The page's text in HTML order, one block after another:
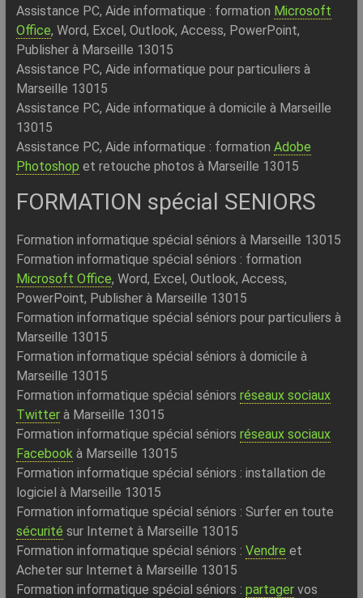
Assistance PC, Aide informatique : formation Microsoft
Office, Word, Excel, Outlook, Access, PowerPoint,
Publisher à Marseille 13015
Assistance PC, Aide informatique pour particuliers à
Marseille 13015
Assistance PC, Aide informatique à domicile à Marseille
13015
Assistance PC, Aide informatique : formation Adobe
Photoshop et retouche photos à Marseille 13015
FORMATION spécial SENIORS
Formation informatique spécial séniors à Marseille 13015
Formation informatique spécial séniors : formation
Microsoft Office, Word, Excel, Outlook, Access,
PowerPoint, Publisher à Marseille 13015
Formation informatique spécial séniors pour particuliers à
Marseille 13015
Formation informatique spécial séniors à domicile à
Marseille 13015
Formation informatique spécial séniors réseaux sociaux
Twitterà Marseille 13015
Formation informatique spécial séniors réseaux sociaux
Facebookà Marseille 13015
Formation informatique spécial séniors : installation de
logiciel à Marseille 13015
Formation informatique spécial séniors : Surfer en toute
sécurité sur Internet à Marseille 13015
Formation informatique spécial séniors : Vendre et
Acheter sur Internet à Marseille 13015
Formation informatique spécial séniors : partagervos